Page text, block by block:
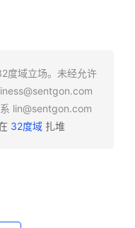
度域立场。未经允许
lin@sentgon.com
32度域扎堆